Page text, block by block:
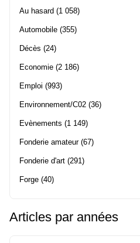
Au hasard (1 058)
Automobile (355)
Décès (24)
Economie (2 186)
Emploi (993)
Environnement/C02 (36)
Evènements (1 149)
Fonderie amateur(67)
Fonderie d'art (291)
Forge (40)
Articles par années